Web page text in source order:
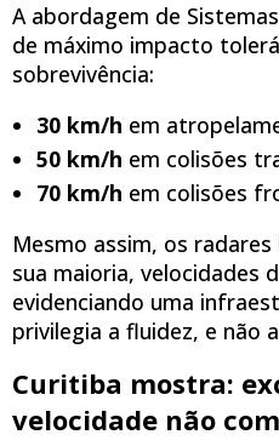
A abordagem de
de máximo impacto
sobrevivência:
30 km/h em
50 km/h em colisões
70 km/h em colisões
Mesmo assim, os
sua maioria, velocidades
evidenciando uma
privilegia a fluidez, e não
Curitiba mostra:
velocidade não